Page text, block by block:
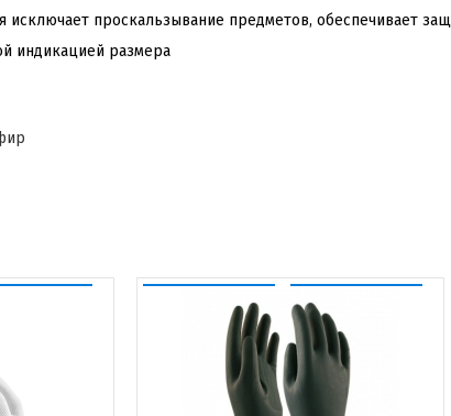
исключает проскальзывание предметов, обеспечивает
индикацией размера